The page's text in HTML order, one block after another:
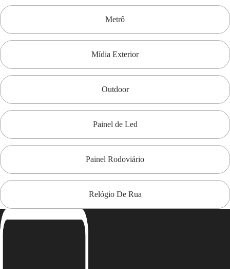
Metrô
Mídia Exterior
Outdoor
Painel de Led
Painel Rodoviário
Relógio De Rua